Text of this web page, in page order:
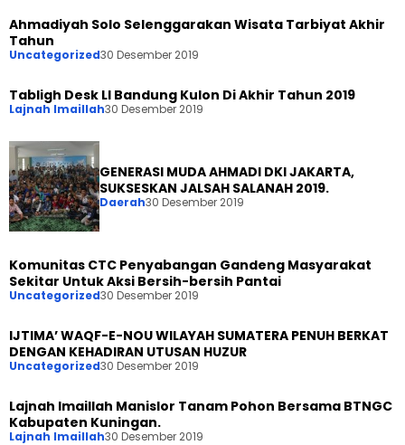
Ahmadiyah Solo Selenggarakan Wisata Tarbiyat Akhir
Tahun
Uncategorized30 Desember 2019
Tabligh Desk LI Bandung Kulon Di Akhir Tahun 2019
Lajnah Imaillah30 Desember 2019
GENERASI MUDA AHMADI DKI JAKARTA,
SUKSESKAN JALSAH SALANAH 2019.
Daerah30 Desember 2019
Komunitas CTC Penyabangan Gandeng Masyarakat
Sekitar Untuk Aksi Bersih-bersih Pantai
Uncategorized30 Desember 2019
IJTIMA’ WAQF-E-NOU WILAYAH SUMATERA PENUH BERKAT
DENGAN KEHADIRAN UTUSAN HUZUR
Uncategorized30 Desember 2019
Lajnah Imaillah Manislor Tanam Pohon Bersama BTNGC
Kabupaten Kuningan.
Lajnah Imaillah30 Desember 2019